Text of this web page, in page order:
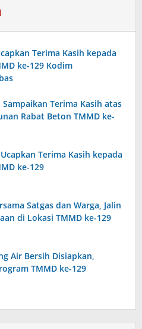
Terima Kasih kepada
ke-129 Kodim
Sampaikan Terima Kasih atas
Rabat Beton TMMD ke-
Terima Kasih kepada
ke-129
Satgas dan Warga, Jalin
di Lokasi TMMD ke-129
Air Bersih Disiapkan,
TMMD ke-129